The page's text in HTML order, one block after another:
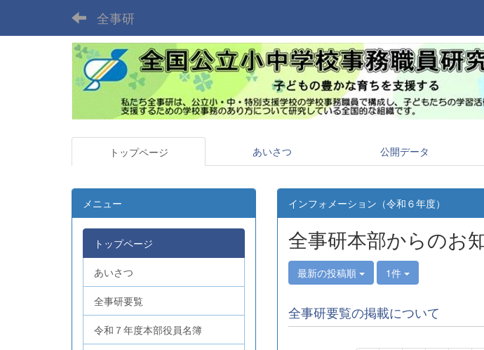
全事研
トップページ あいさつ 公開データ
インフォメーション（令和６年度）
全事研本部からのお
最新の投稿順 1件
全事研要覧の掲載について
メニュー
トップページ
あいさつ
全事研要覧
令和７年度本部役員名簿